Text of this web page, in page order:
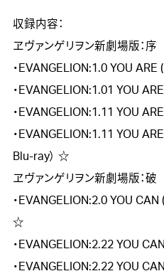
収録内容：
ヱヴァンゲリヲン新劇場版：序
・EVANGELION:1.0 YOU ARE
・EVANGELION:1.01 YOU
・EVANGELION:1.11 YOU
・EVANGELION:1.11 YOU
Blu-ray） ☆
ヱヴァンゲリヲン新劇場版：破
・EVANGELION:2.0 YOU CAN
☆
・EVANGELION:2.22 YOU
・EVANGELION:2.22 YOU